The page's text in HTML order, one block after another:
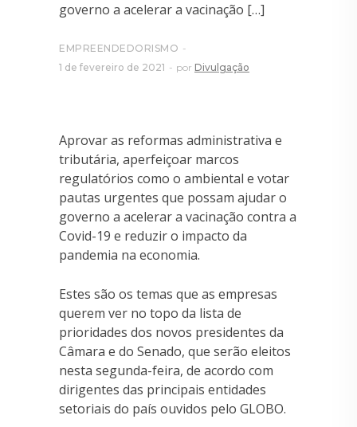
governo a acelerar a vacinação […]
EMPREENDEDORISMO
1 de fevereiro de 2021
por Divulgação
Aprovar as reformas administrativa e
tributária, aperfeiçoar marcos
regulatórios como o ambiental e votar
pautas urgentes que possam ajudar o
governo a acelerar a vacinação contra a
Covid-19 e reduzir o impacto da
pandemia na economia.
Estes são os temas que as empresas
querem ver no topo da lista de
prioridades dos novos presidentes da
Câmara e do Senado, que serão eleitos
nesta segunda-feira, de acordo com
dirigentes das principais entidades
setoriais do país ouvidos pelo GLOBO.